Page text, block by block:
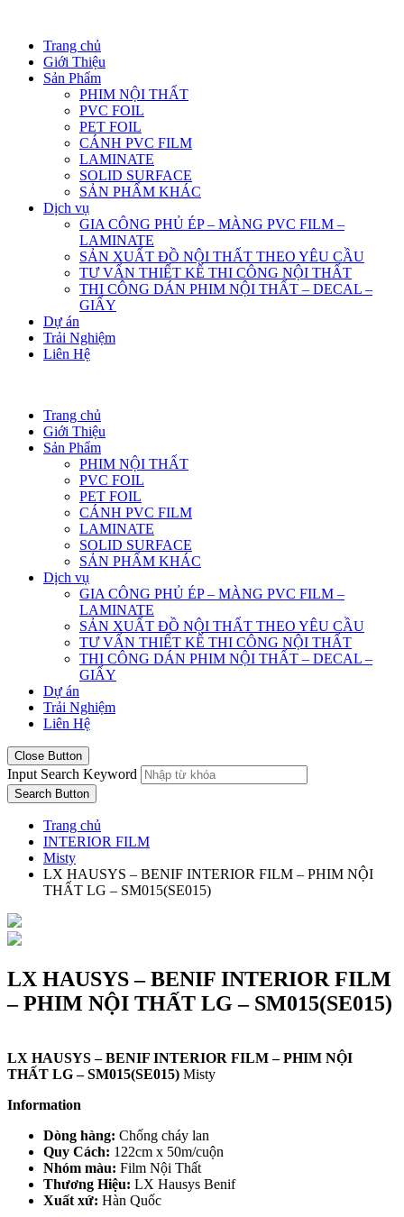
Trang chủ
Giới Thiệu
Sản Phẩm
PHIM NỘI THẤT
PVC FOIL
PET FOIL
CÁNH PVC FILM
LAMINATE
SOLID SURFACE
SẢN PHẨM KHÁC
Dịch vụ
GIA CÔNG PHỦ ÉP – MÀNG PVC FILM –
LAMINATE
SẢN XUẤT ĐỒ NỘI THẤT THEO YÊU CẦU
TƯ VẤN THIẾT KẾ THI CÔNG NỘI THẤT
THI CÔNG DÁN PHIM NỘI THẤT – DECAL –
GIẤY
Dự án
Trải Nghiệm
Liên Hệ
Trang chủ
Giới Thiệu
Sản Phẩm
PHIM NỘI THẤT
PVC FOIL
PET FOIL
CÁNH PVC FILM
LAMINATE
SOLID SURFACE
SẢN PHẨM KHÁC
Dịch vụ
GIA CÔNG PHỦ ÉP – MÀNG PVC FILM –
LAMINATE
SẢN XUẤT ĐỒ NỘI THẤT THEO YÊU CẦU
TƯ VẤN THIẾT KẾ THI CÔNG NỘI THẤT
THI CÔNG DÁN PHIM NỘI THẤT – DECAL –
GIẤY
Dự án
Trải Nghiệm
Liên Hệ
Close Button
Input Search Keyword
Search Button
Trang chủ
INTERIOR FILM
Misty
LX HAUSYS – BENIF INTERIOR FILM – PHIM NỘI
THẤT LG – SM015(SE015)
LX HAUSYS – BENIF INTERIOR FILM
– PHIM NỘI THẤT LG – SM015(SE015)
LX HAUSYS – BENIF INTERIOR FILM – PHIM NỘI
THẤT LG – SM015(SE015) Misty
Information
Dòng hàng: Chống cháy lan
Quy Cách: 122cm x 50m/cuộn
Nhóm màu: Film Nội Thất
Thương Hiệu: LX Hausys Benif
Xuất xứ: Hàn Quốc